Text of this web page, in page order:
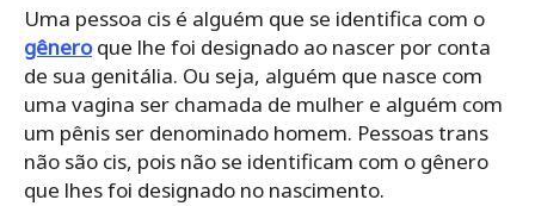
Uma pessoa cis é alguém que se identifica com o
gêneroque lhe foi designado ao nascer por conta
de sua genitália. Ou seja, alguém que nasce com
uma vagina ser chamada de mulher e alguém com
um pênis ser denominado homem. Pessoas trans
não são cis, pois não se identificam com o gênero
que lhes foi designado no nascimento.